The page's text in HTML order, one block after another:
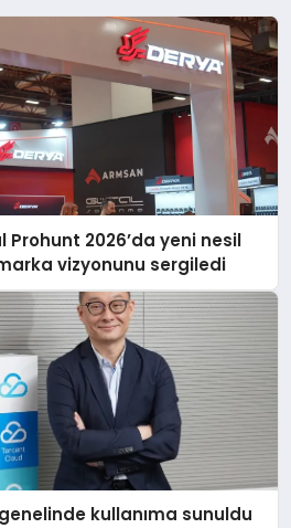
Prohunt 2026’da yeni nesil
vizyonunu sergiledi
kullanıma sunuldu